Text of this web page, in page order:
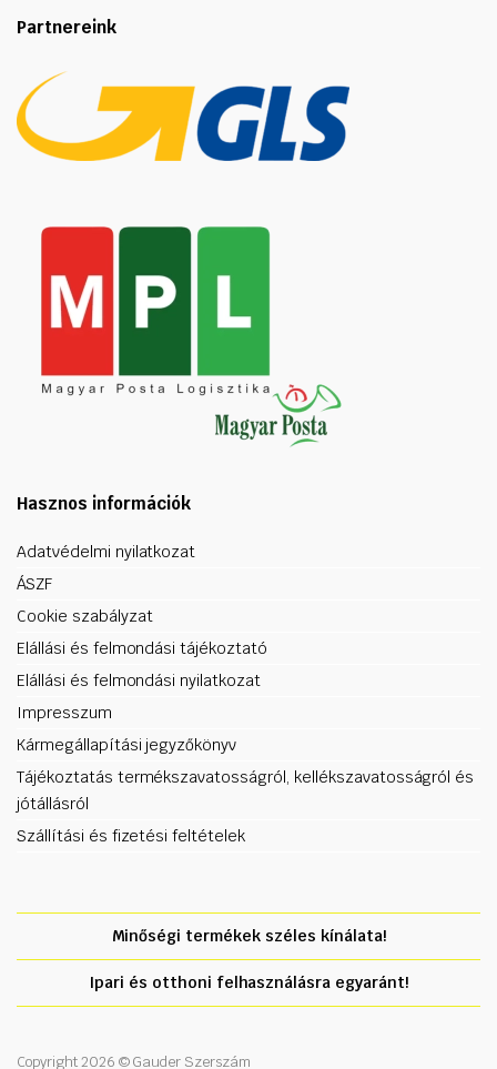
Partnereink
Hasznos információk
Adatvédelmi nyilatkozat
ÁSZF
Cookie szabályzat
Elállási és felmondási tájékoztató
Elállási és felmondási nyilatkozat
Impresszum
Kármegállapítási jegyzőkönyv
Tájékoztatás termékszavatosságról, kellékszavatosságról és
jótállásról
Szállítási és fizetési feltételek
Minőségi termékek széles kínálata!
Ipari és otthoni felhasználásra egyaránt!
Copyright 2026 © Gauder Szerszám